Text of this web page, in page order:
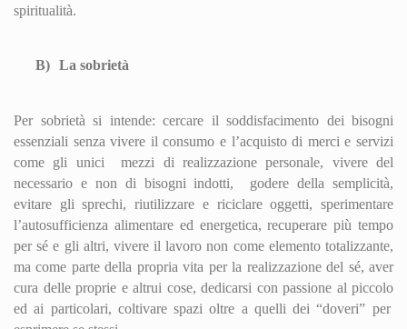
spiritualità.
B) La sobrietà
Per sobrietà si intende: cercare il soddisfacimento dei bisogni
essenziali senza vivere il consumo e l’acquisto di merci e servizi
come gli unici
mezzi di realizzazione personale, vivere del
necessario e non di bisogni indotti,
godere della semplicità,
evitare gli sprechi, riutilizzare e riciclare oggetti, sperimentare
l’autosufficienza alimentare ed energetica, recuperare più tempo
per sé e gli altri, vivere il lavoro non come elemento totalizzante,
ma come parte della propria vita per la realizzazione del sé, aver
cura delle proprie e altrui cose, dedicarsi con passione al piccolo
ed ai particolari, coltivare spazi oltre a quelli dei “doveri” per